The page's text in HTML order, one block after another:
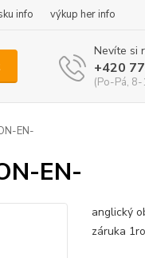
info výkup her info
Nevíte si
+420
(Po-Pá,
EN-
EN-
anglický
záruka